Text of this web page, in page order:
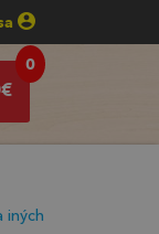
0
€
iných